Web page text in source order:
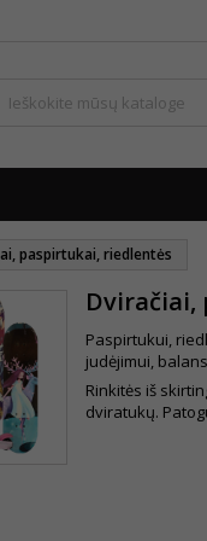
paspirtukai, riedlentės
Paspirtukui,
judėjimui,
Rinkitės iš
dviratukų.